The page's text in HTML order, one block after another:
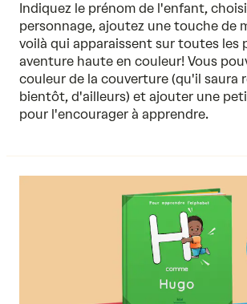
Indiquez le prénom de l'enfant,
personnage, ajoutez une touche de
voilà qui apparaissent sur toutes les
aventure haute en couleur! Vous
couleur de la couverture (qu'il saura
bientôt, d'ailleurs) et ajouter une
pour l'encourager à apprendre.